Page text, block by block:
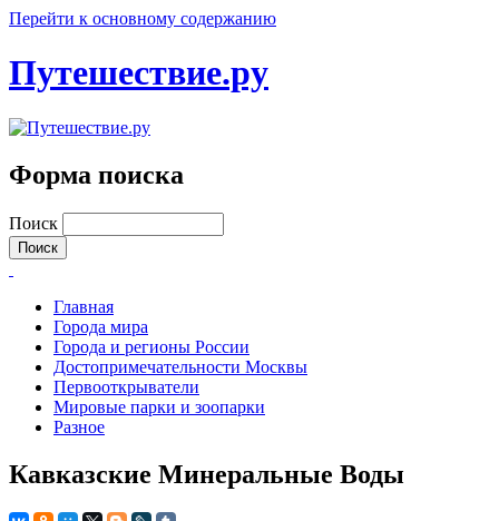
Перейти к основному содержанию
Путешествие.ру
Форма поиска
Поиск
Главная
Города мира
Города и регионы России
Достопримечательности Москвы
Первооткрыватели
Мировые парки и зоопарки
Разное
Кавказские Минеральные Воды